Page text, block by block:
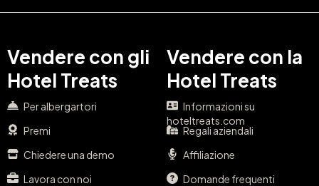
Vendere con gli
Hotel Treats
Per albergartori
Premi
Chiedere una demo
Lavora con noi
Vendere con la
Hotel Treats
Informazioni su
hoteltreats.com
Regali aziendali
Affiliazione
Domande frequenti